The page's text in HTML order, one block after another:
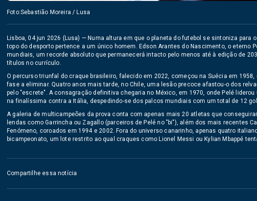
Foto:Sebastião Moreira / Lusa
Lisboa, 04 jun 2026 (Lusa) — Numa altura em que o planeta do futebol se sintoniza
topo do desporto pertence a um único homem. Edson Arantes do Nascimento, o eterno
mundiais, um recorde absoluto que permanecerá intacto pelo menos até à edição de
títulos no currículo.
O percurso triunfal do craque brasileiro, falecido em 2022, começou na Suécia em
fase a eliminar. Quatro anos mais tarde, no Chile, uma lesão precoce afastou-o dos
pelo "escrete". A consagração definitiva chegaria no México, em 1970, onde Pelé
na finalíssima contra a Itália, despedindo-se dos palcos mundiais com um total de 12
A galeria de multicampeões da prova conta com apenas mais 20 atletas que
lendas como Garrincha ou Zagallo (parceiros de Pelé no "bi"), além dos mais recentes
Fenómeno, coroados em 1994 e 2002. Fora do universo canarinho, apenas quatro
bicampeonato, um lote restrito ao qual craques como Lionel Messi ou Kylian Mbappé
Compartilhe essa notícia